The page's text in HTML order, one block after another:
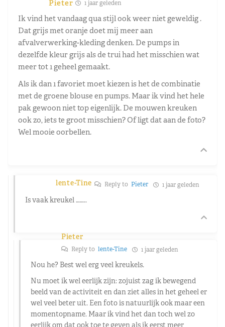
Pieter 1 jaar geleden
Ik vind het vandaag qua stijl ook weer niet geweldig .
Dat grijs met oranje doet mij meer aan
afvalverwerking-kleding denken. De pumps in
dezelfde kleur grijs als de trui had het misschien wat
meer tot 1 geheel gemaakt.
Als ik dan 1 favoriet moet kiezen is het de combinatie
met de groene blouse en pumps. Maar ik vind het hele
pak gewoon niet top eigenlijk. De mouwen kreuken
ook zo, iets te groot misschien? Of ligt dat aan de foto?
Wel mooie oorbellen.
lente-Tine Reply to Pieter 1 jaar geleden
Is vaak kreukel ……..
Pieter
Reply to lente-Tine 1 jaar geleden
Nou he? Best wel erg veel kreukels.
Nu moet ik wel eerlijk zijn: zojuist zag ik bewegend
beeld van de activiteit en dan ziet alles in het geheel er
wel veel beter uit. Een foto is natuurlijk ook maar een
momentopname. Maar ik vind het dan toch wel zo
eerlijk om dat ook toe te geven als ik eerst meer